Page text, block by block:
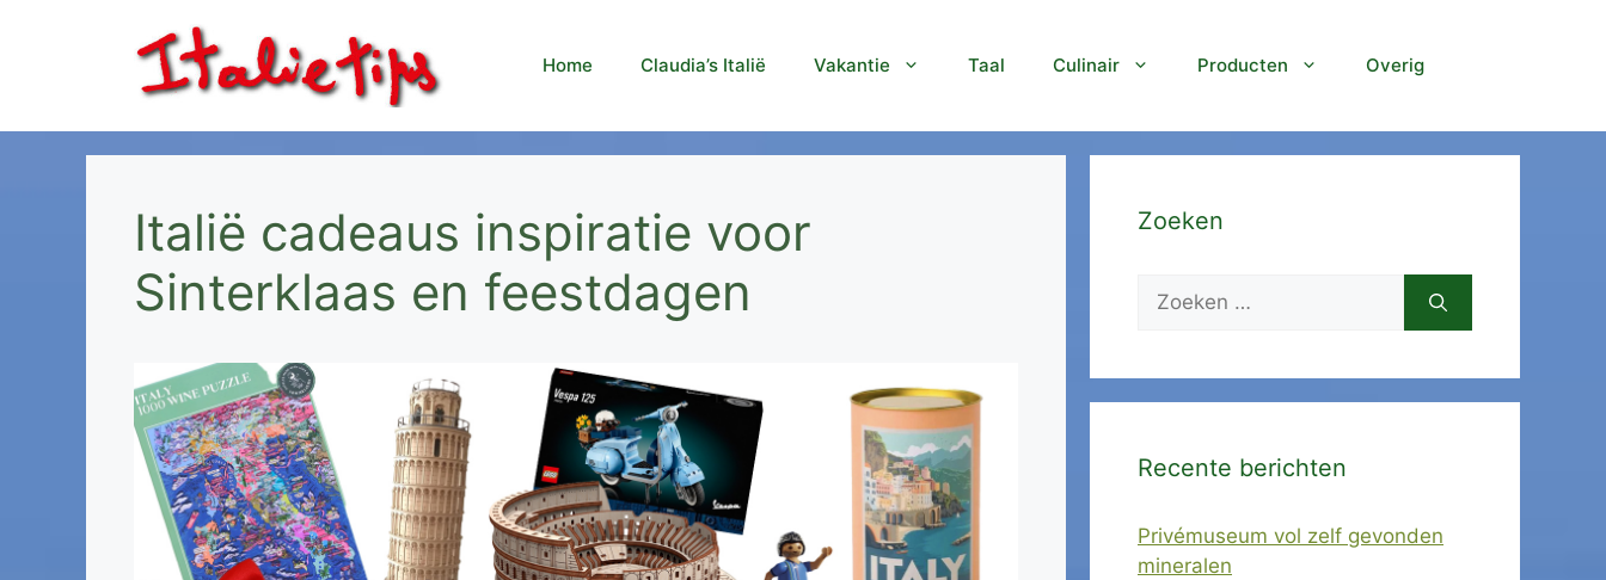
Home Claudia’s Italië Vakantie Taal Culinair Producten Overig
Italië cadeaus inspiratie voor
Sinterklaas en feestdagen
Zoeken
Zoek
Recente berichten
Privémuseum vol zelf gevonden
mineralen